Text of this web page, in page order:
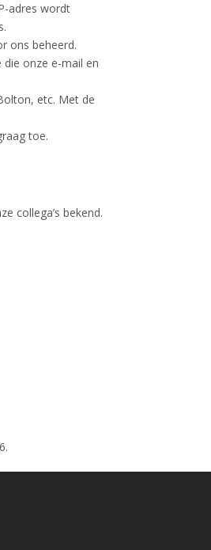
adres wordt
ons beheerd.
onze e-mail en
etc. Met de
toe.
collega’s bekend.